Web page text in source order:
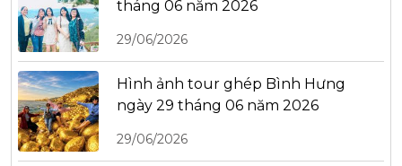
tháng 06 năm 2026
29/06/2026
Hình ảnh tour ghép Bình Hưng
ngày 29 tháng 06 năm 2026
29/06/2026